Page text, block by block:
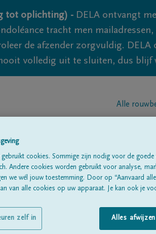
tot oplichting) - DELA ontvangt
tracht men
de afzender zorgvuldig.
volledig uit te sluiten, dus blijf
Alle
Geboren te Sint-Margriete
cookies. Sommige zijn nodig voor de goede
Andere cookies worden gebruikt voor analyse,
we wél jouw toestemming. Door op “Aanvaard
van alle cookies op uw apparaat. Je kan ook je
Alles afwijzen
zelf in